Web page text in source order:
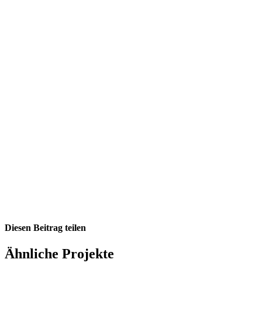
Diesen Beitrag teilen
Facebook
X
LinkedIn
WhatsApp
E-
Mail
Ähnliche Projekte